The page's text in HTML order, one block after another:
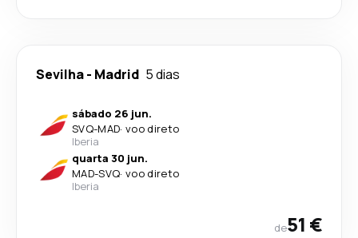
Sevilha- Madrid 5 dias
sábado 26 jun.
SVQ-MAD· voo direto
Iberia
quarta 30 jun.
MAD-SVQ· voo direto
Iberia
de51 €